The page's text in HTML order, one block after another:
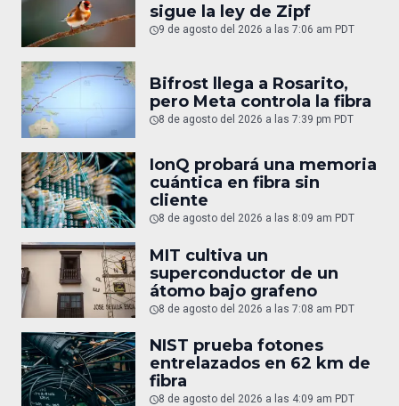
sigue la ley de Zipf
9 de agosto del 2026 a las 7:06 am PDT
Bifrost llega a Rosarito,
pero Meta controla la fibra
8 de agosto del 2026 a las 7:39 pm PDT
IonQ probará una memoria
cuántica en fibra sin
cliente
8 de agosto del 2026 a las 8:09 am PDT
MIT cultiva un
superconductor de un
átomo bajo grafeno
8 de agosto del 2026 a las 7:08 am PDT
NIST prueba fotones
entrelazados en 62 km de
fibra
8 de agosto del 2026 a las 4:09 am PDT